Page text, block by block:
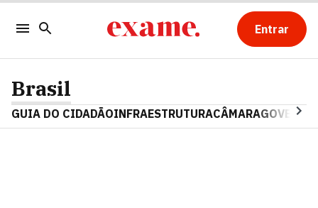
Entrar
Brasil
GUIA DO CIDADÃOINFRAESTRUTURACÂMARAGOVERNO